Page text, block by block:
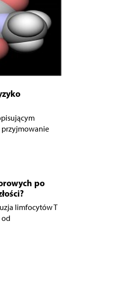
przyjmowanie
po
limfocytów T